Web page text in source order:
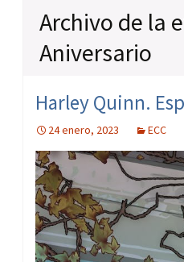
Archivo de la
Aniversario
Harley Quinn.
24 enero, 2023 ECC